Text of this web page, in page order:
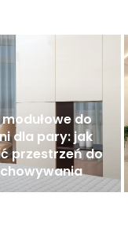
do
dla pary: jak
przestrzeń do